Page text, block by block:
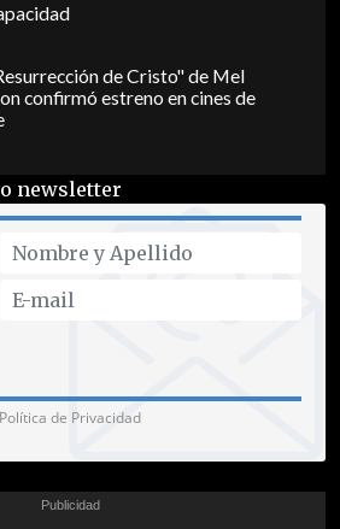
de Cristo" de Mel
confirmó estreno en cines de
newsletter
Política de Privacidad